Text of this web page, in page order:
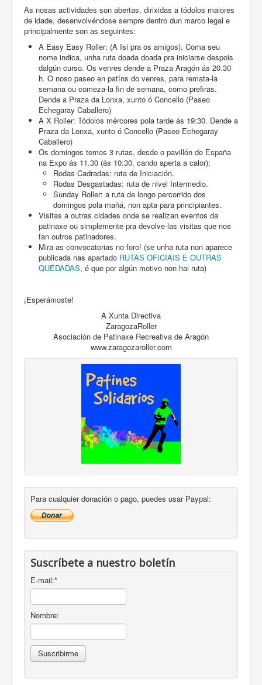
As nosas actividades son abertas, dirixidas a tódolos maiores
de idade, desenvolvéndose sempre dentro dun marco legal e
principalmente son as seguintes:
A Easy Easy Roller: (A Isi pra os amigos). Coma seu
nome indica, unha ruta doada doada pra iniciarse despois
dalgún curso. Os venres dende a Praza Aragón ás 20.30
h. O noso paseo en patíns do venres, para remata-la
semana ou comeza-la fin de semana, como prefiras.
Dende a Praza da Lonxa, xunto ó Concello (Paseo
Echegaray Caballero)
A X Roller: Tódolos mércores pola tarde ás 19:30. Dende a
Praza da Lonxa, xunto ó Concello (Paseo Echegaray
Caballero)
Os domingos temos 3 rutas, desde o pavillón de España
na Expo ás 11.30 (ás 10:30, cando aperta a calor):
Rodas Cadradas: ruta de Iniciación.
Rodas Desgastadas: ruta de nivel Intermedio.
Sunday Roller: a ruta de longo percorrido dos
domingos pola mañá, non apta para principiantes.
Visitas a outras cidades onde se realizan eventos da
patinaxe ou simplemente pra devolve-las visitas que nos
fan outros patinadores.
Mira as convocatorias no foro! (se unha ruta non aparece
publicada nas apartado RUTAS OFICIAIS E OUTRAS
QUEDADAS, é que por algún motivo non hai ruta)
¡Esperámoste!
A Xunta Directiva
ZaragozaRoller
Asociación de Patinaxe Recreativa de Aragón
www.zaragozaroller.com
Para cualquier donación o pago, puedes usar Paypal:
Suscríbete a nuestro boletín
E-mail:*
Nombre: